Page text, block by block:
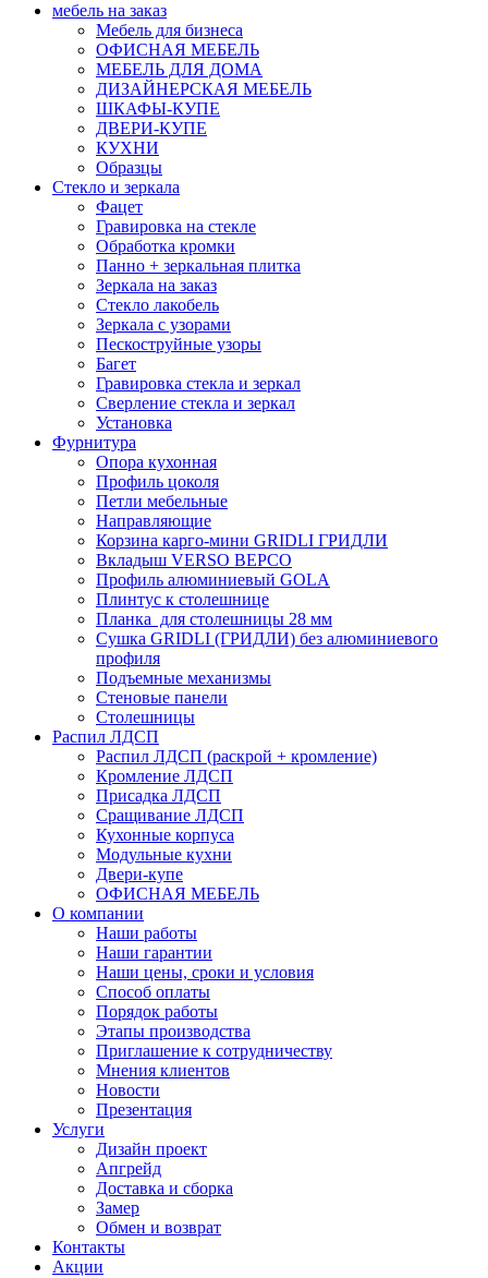
мебель на заказ
Мебель для бизнеса
ОФИСНАЯ МЕБЕЛЬ
МЕБЕЛЬ ДЛЯ ДОМА
ДИЗАЙНЕРСКАЯ МЕБЕЛЬ
ШКАФЫ-КУПЕ
ДВЕРИ-КУПЕ
КУХНИ
Образцы
Стекло и зеркала
Фацет
Гравировка на стекле
Обработка кромки
Панно + зеркальная плитка
Зеркала на заказ
Стекло лакобель
Зеркала с узорами
Пескоструйные узоры
Багет
Гравировка стекла и зеркал
Сверление стекла и зеркал
Установка
Фурнитура
Опора кухонная
Профиль цоколя
Петли мебельные
Направляющие
Корзина карго-мини GRIDLI ГРИДЛИ
Вкладыш VERSO ВЕРСО
Профиль алюминиевый GOLA
Плинтус к столешнице
Планка для столешницы 28 мм
Сушка GRIDLI (ГРИДЛИ) без алюминиевого
профиля
Подъемные механизмы
Стеновые панели
Столешницы
Распил ЛДСП
Распил ЛДСП (раскрой + кромление)
Кромление ЛДСП
Присадка ЛДСП
Сращивание ЛДСП
Кухонные корпуса
Модульные кухни
Двери-купе
ОФИСНАЯ МЕБЕЛЬ
О компании
Наши работы
Наши гарантии
Наши цены, сроки и условия
Способ оплаты
Порядок работы
Этапы производства
Приглашение к сотрудничеству
Мнения клиентов
Новости
Презентация
Услуги
Дизайн проект
Апгрейд
Доставка и сборка
Замер
Обмен и возврат
Контакты
Акции